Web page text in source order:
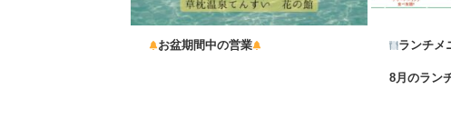
お盆期間中の営業 ランチメ
8月のラン